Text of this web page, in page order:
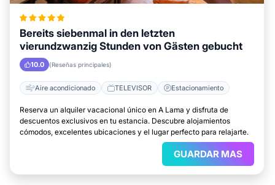
Bereits siebenmal in den letzten
vierundzwanzig Stunden von Gästen gebucht
10.0 (Reseñas principales)
Aire acondicionado TELEVISOR Estacionamiento
Reserva un alquiler vacacional único en A Lama y disfruta de
descuentos exclusivos en tu estancia. Descubre alojamientos
cómodos, excelentes ubicaciones y el lugar perfecto para relajarte.
GUARDAR MAS